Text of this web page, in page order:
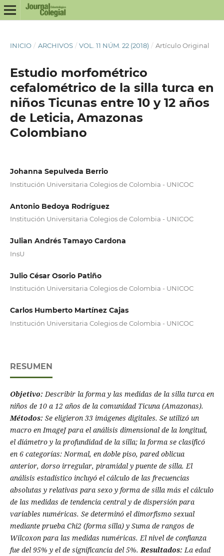
INICIO / ARCHIVOS / VOL. 11 NÚM. 22 (2018) / Artí­culo Original
Estudio morfométrico
cefalométrico de la silla turca en
niños Ticunas entre 10 y 12 años
de Leticia, Amazonas
Colombiano
Johanna Sepulveda Berrio
Institución Universitaria Colegios de Colombia - UNICOC
Antonio Bedoya Rodríguez
Institución Universitaria Colegios de Colombia - UNICOC
Julian Andrés Tamayo Cardona
InsU
Julio César Osorio Patiño
Institución Universitaria Colegios de Colombia - UNICOC
Carlos Humberto Martínez Cajas
Institución Universitaria Colegios de Colombia - UNICOC
RESUMEN
Objetivo: Describir la forma y las medidas de la silla turca en
niños de 10 a 12 años de la comunidad Ticuna (Amazonas).
Métodos: Se eligieron 33 imágenes digitales. Se utilizó un
macro en ImageJ para el análisis dimensional de la longitud,
el diámetro y la profundidad de la silla; la forma se clasificó
en 6 categorí­as: Normal, en doble piso, pared oblicua
anterior, dorso irregular, piramidal y puente de silla. El
análisis estadí­stico incluyó el cálculo de las frecuencias
absolutas y relativas para sexo y forma de silla más el cálculo
de las medidas de tendencia central y de dispersión para
variables numéricas. Se determinó el dimorfismo sexual
mediante prueba Chi2 (forma silla) y Suma de rangos de
Wilcoxon para las medidas numéricas. El nivel de confianza
fue del 95% y el de significancia del 5%.Resultados: La edad